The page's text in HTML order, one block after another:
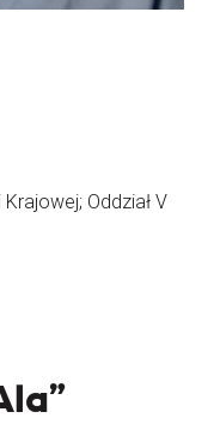
Oddział V